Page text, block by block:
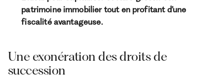
patrimoine immobilier tout en profitant d’une
fiscalité avantageuse.
Une exonération des droits de
succession